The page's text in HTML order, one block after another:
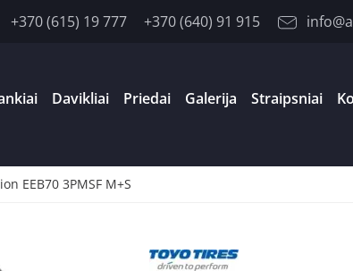
+370 (615) 19 777 +370 (640) 91 915
Davikliai Priedai Galerija Straipsniai
EEB70 3PMSF M+S